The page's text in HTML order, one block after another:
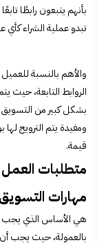
بأنهم يتبعون رابطًا
تبدو عملية الشراء كأي
والأهم بالنسبة
الروابط التابعة، حيث
بشكل كبير من
ومفيدة يتم الترويج
قيمة.
متطلبات
مهارات التسويق
هي الأساس الذي يجب
بالعمولة، حيث يجب